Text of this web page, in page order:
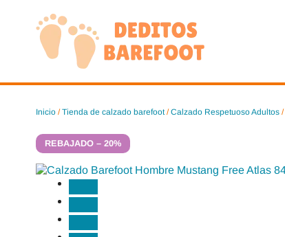
contenido
Inicio /Tienda de calzado barefoot/Calzado Respetuoso Adultos /
REBAJADO – 20%